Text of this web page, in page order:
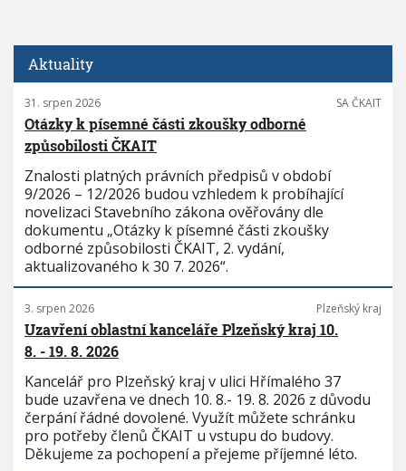
Aktuality
31. srpen 2026 SA ČKAIT
Otázky k písemné části zkoušky odborné
způsobilosti ČKAIT
Znalosti platných právních předpisů v období
9/2026 – 12/2026 budou vzhledem k probíhající
novelizaci Stavebního zákona ověřovány dle
dokumentu „Otázky k písemné části zkoušky
odborné způsobilosti ČKAIT, 2. vydání,
aktualizovaného k 30 7. 2026“.
3. srpen 2026 Plzeňský kraj
Uzavření oblastní kanceláře Plzeňský kraj 10.
8. - 19. 8. 2026
Kancelář pro Plzeňský kraj v ulici Hřímalého 37
bude uzavřena ve dnech 10. 8.- 19. 8. 2026 z důvodu
čerpání řádné dovolené. Využít můžete schránku
pro potřeby členů ČKAIT u vstupu do budovy.
Děkujeme za pochopení a přejeme příjemné léto.